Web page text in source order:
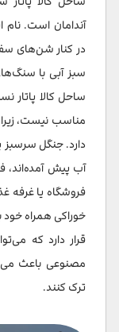
آندامان است.
در کنار شن‌های
سبز آبی با
ساحل کالا پاتار
مناسب نیست،
دارد. جنگل
آب پیش آمده‌اند،
فروشگاه یا غرفه
خوراکی همراه خود
قرار دارد که
مصنوعی باعث
ترک کنند.